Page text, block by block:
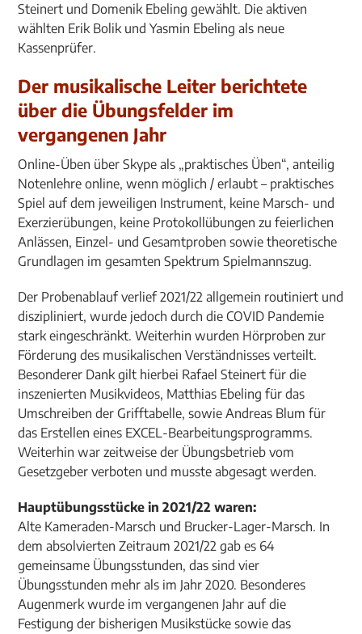
Steinert und Domenik Ebeling gewählt. Die aktiven
wählten Erik Bolik und Yasmin Ebeling als neue
Kassenprüfer.
Der musikalische Leiter berichtete
über die Übungsfelder im
vergangenen Jahr
Online-Üben über Skype als „praktisches Üben“, anteilig
Notenlehre online, wenn möglich / erlaubt – praktisches
Spiel auf dem jeweiligen Instrument, keine Marsch- und
Exerzierübungen, keine Protokollübungen zu feierlichen
Anlässen, Einzel- und Gesamtproben sowie theoretische
Grundlagen im gesamten Spektrum Spielmannszug.
Der Probenablauf verlief 2021/22 allgemein routiniert und
diszipliniert, wurde jedoch durch die COVID Pandemie
stark eingeschränkt. Weiterhin wurden Hörproben zur
Förderung des musikalischen Verständnisses verteilt.
Besonderer Dank gilt hierbei Rafael Steinert für die
inszenierten Musikvideos, Matthias Ebeling für das
Umschreiben der Grifftabelle, sowie Andreas Blum für
das Erstellen eines EXCEL-Bearbeitungsprogramms.
Weiterhin war zeitweise der Übungsbetrieb vom
Gesetzgeber verboten und musste abgesagt werden.
Hauptübungsstücke in 2021/22 waren:
Alte Kameraden-Marsch und Brucker-Lager-Marsch. In
dem absolvierten Zeitraum 2021/22 gab es 64
gemeinsame Übungsstunden, das sind vier
Übungsstunden mehr als im Jahr 2020. Besonderes
Augenmerk wurde im vergangenen Jahr auf die
Festigung der bisherigen Musikstücke sowie das